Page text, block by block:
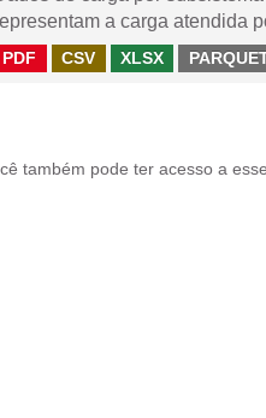
a carga atendida
PDF CSV XLSX
também pode ter acesso a